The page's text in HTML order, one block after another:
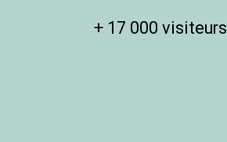
+ 17 000 visiteurs